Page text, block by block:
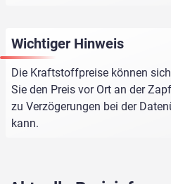
Wichtiger Hinweis
Die Kraftstoffpreise können
Sie den Preis vor Ort an der
zu Verzögerungen bei der
kann.